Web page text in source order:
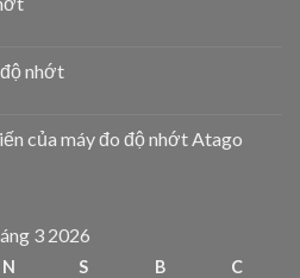
nhớt
của máy đo độ nhớt Atago
3 2026
N S B
C